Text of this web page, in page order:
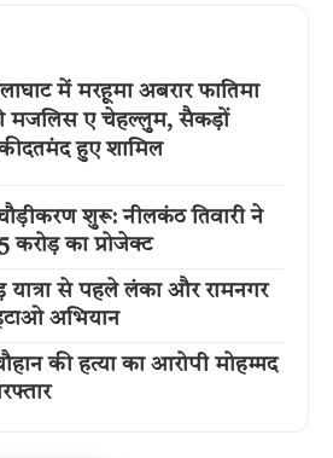
में मरहूमा अबरार फातिमा
मजलिस ए चेहल्लुम, सैकड़ों
हुए शामिल
शुरू: नीलकंठ तिवारी ने
का प्रोजेक्ट
यात्रा से पहले लंका और रामनगर
अभियान
की हत्या का आरोपी मोहम्मद